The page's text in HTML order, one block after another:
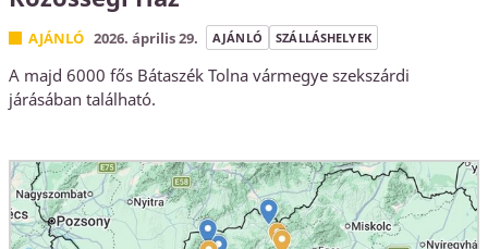
AJÁNLÓ 2026. április 29. AJÁNLÓ SZÁLLÁSHELYEK
A majd 6000 fős Bátaszék Tolna vármegye szekszárdi
járásában található.